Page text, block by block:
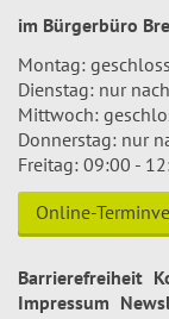
im Bürgerbüro
Montag:
Dienstag: nur
Mittwoch:
Donnerstag: nur
Freitag: 09:00 -
Online-
Barrierefreiheit
Impressum